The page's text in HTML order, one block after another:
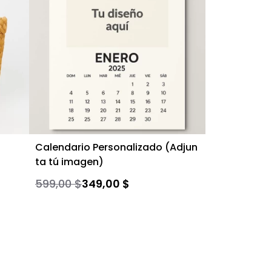
Calendario Personalizado (Adjun
ta tú imagen)
599,00 $349,00 $